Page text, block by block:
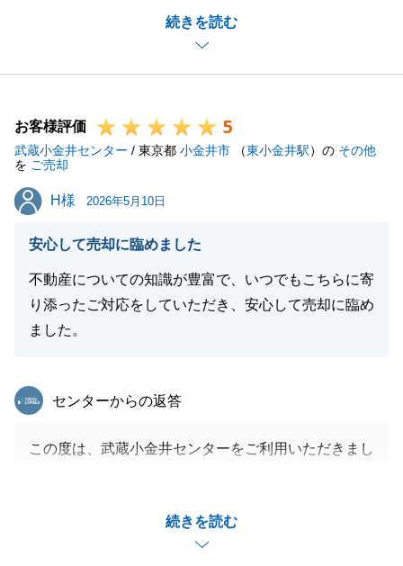
続きを読む
りとお応えしなければならないと強い思いを持ってお
取引をお手伝いさせていただきました。
I様ご夫婦の素敵なお人柄から、楽しくお打ち合わせ
す。
ご満足いただける結果を残すことができ、大変嬉しく
感じております。
とてもありがたいお言葉をいただきまして、誠にあり
このようなお言葉が、私共の一番の励みです。
引き続き、今後とも、末永いお付き合いの程、どうぞ
よろしくお願いいたします。
お客様評価 5
武蔵小金井センター / 東京都 小金井市 （東小金井駅）の その他
を ご売却
H様
H様 2026年5月10日
安心して売却に臨めました
不動産についての知識が豊富で、いつでもこちらに寄
り添ったご対応をしていただき、安心して売却に臨め
ました。
続きを読む
東急リバブル
センターからの返答
この度は、武蔵小金井センターをご利用いただきまし
で、いつでもこちらに寄り添ったご対応をしていただ
き、安心して売却に望めました。」という有難いお言